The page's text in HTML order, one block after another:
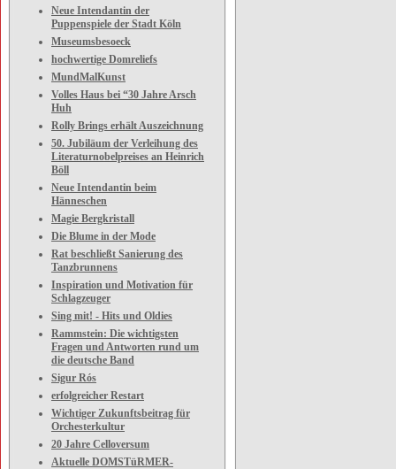
Neue Intendantin der
Puppenspiele der Stadt Köln
Museumsbesoeck
hochwertige Domreliefs
MundMalKunst
Volles Haus bei “30 Jahre Arsch
Huh
Rolly Brings erhält Auszeichnung
50. Jubiläum der Verleihung des
Literaturnobelpreises an Heinrich
Böll
Neue Intendantin beim
Hänneschen
Magie Bergkristall
Die Blume in der Mode
Rat beschließt Sanierung des
Tanzbrunnens
Inspiration und Motivation für
Schlagzeuger
Sing mit! - Hits und Oldies
Rammstein: Die wichtigsten
Fragen und Antworten rund um
die deutsche Band
Sigur Rós
erfolgreicher Restart
Wichtiger Zukunftsbeitrag für
Orchesterkultur
20 Jahre Celloversum
Aktuelle DOMSTüRMER-